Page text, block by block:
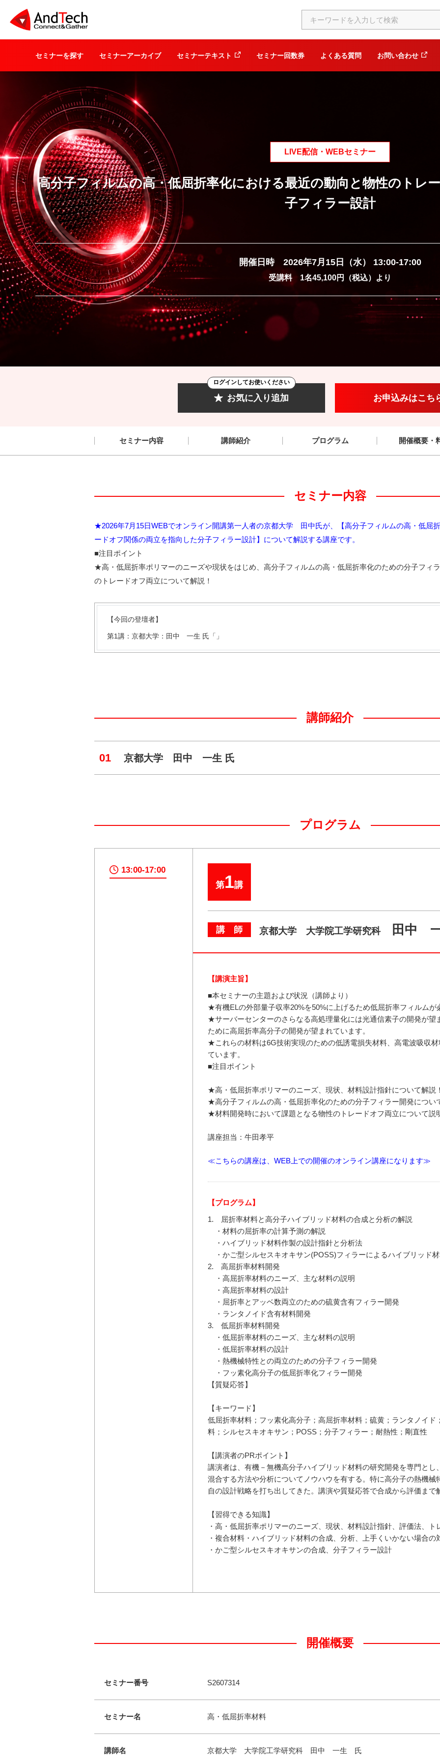
セミナーを探す セミナーアーカイブ セミナーテキスト セミナー回数券 よくある質問 お問い合わせ
LIVE配信・WEBセミナー
高分子フィルムの高・低屈折率化における最近の動向と物性のトレ
子フィラー設計
開催日時 2026年7月15日（水） 13:00-17:00
受講料 1名45,100円（税込）より
お気に入り追加
ログインしてお使いください
お申込みはこち
セミナー内容 講師紹介 プログラム 開催概要・
セミナー内容
★2026年7月15日WEBでオンライン開講第一人者の京都大学 田中氏が、【高分子フィルムの高・低屈
ードオフ関係の両立を指向した分子フィラー設計】について解説する講座です。
■注目ポイント
★高・低屈折率ポリマーのニーズや現状をはじめ、高分子フィルムの高・低屈折率化のための分子フィ
のトレードオフ両立について解説！
【今回の登壇者】
第1講：京都大学：田中 一生 氏「」
講師紹介
01 京都大学 田中 一生 氏
プログラム
13:00-17:00
第1講
講 師 京都大学 大学院工学研究科 田中
【講演主旨】
■本セミナーの主題および状況（講師より）
★有機ELの外部量子収率20%を50%に上げるため低屈折率フィルムが
★サーバーセンターのさらなる高処理量化には光通信素子の開発が望
ために高屈折率高分子の開発が望まれています。
★これらの材料は6G技術実現のための低誘電損失材料、高電波吸収
ています。
■注目ポイント
★高・低屈折率ポリマーのニーズ、現状、材料設計指針について解説
★高分子フィルムの高・低屈折率化のための分子フィラー開発につい
★材料開発時において課題となる物性のトレードオフ両立について説
講座担当：牛田孝平
≪こちらの講座は、WEB上での開催のオンライン講座になります≫
【プログラム】
1. 屈折率材料と高分子ハイブリッド材料の合成と分析の解説
・材料の屈折率の計算予測の解説
・ハイブリッド材料作製の設計指針と分析法
・かご型シルセスキオキサン(POSS)フィラーによるハイブリッド
2. 高屈折率材料開発
・高屈折率材料のニーズ、主な材料の説明
・高屈折率材料の設計
・屈折率とアッベ数両立のための硫黄含有フィラー開発
・ランタノイド含有材料開発
3. 低屈折率材料開発
・低屈折率材料のニーズ、主な材料の説明
・低屈折率材料の設計
・熱機械特性との両立のための分子フィラー開発
・フッ素化高分子の低屈折率化フィラー開発
【質疑応答】
【キーワード】
低屈折率材料；フッ素化高分子；高屈折率材料；硫黄；ランタノイド
料；シルセスキオキサン；POSS；分子フィラー；耐熱性；剛直性
【講演者のPRポイント】
講演者は、有機－無機高分子ハイブリッド材料の研究開発を専門と
混合する方法や分析についてノウハウを有する。特に高分子の熱機
自の設計戦略を打ち出してきた。講演や質疑応答で合成から評価まで
【習得できる知識】
・高・低屈折率ポリマーのニーズ、現状、材料設計指針、評価法、ト
・複合材料・ハイブリッド材料の合成、分析、上手くいかない場合の
・かご型シルセスキオキサンの合成、分子フィラー設計
開催概要
セミナー番号 S2607314
セミナー名 高・低屈折率材料
講師名 京都大学 大学院工学研究科 田中 一生 氏